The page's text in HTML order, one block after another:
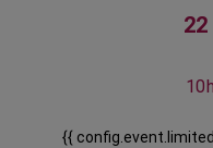
{{